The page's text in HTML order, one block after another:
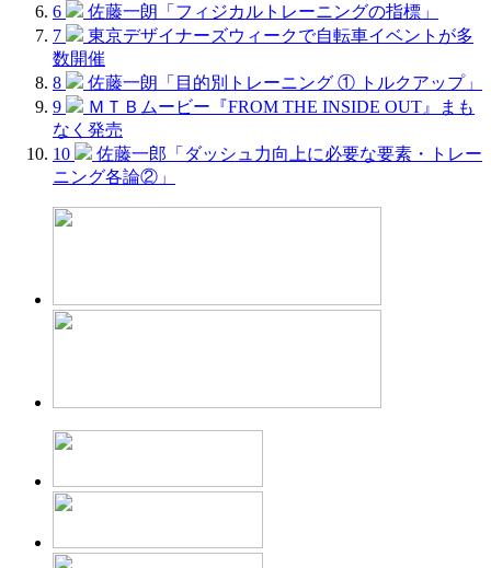
6
佐藤一朗「フィジカルトレーニングの指標」
7
東京デザイナーズウィークで自転車イベントが多
数開催
8
佐藤一朗「目的別トレーニング ① トルクアップ」
9
ＭＴＢムービー『FROM THE INSIDE OUT』まも
なく発売
10
佐藤一郎「ダッシュ力向上に必要な要素・トレー
ニング各論②」